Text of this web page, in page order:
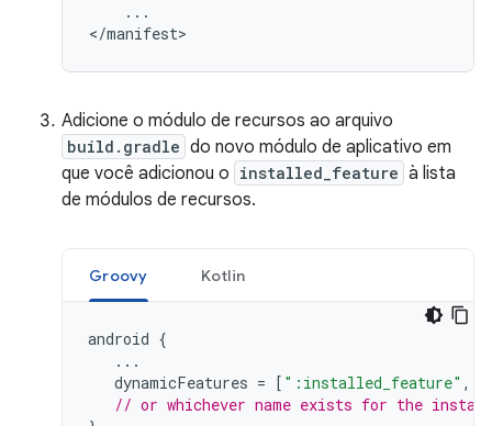
...
Adicione o módulo de recursos ao arquivo
build.gradle do novo módulo de aplicativo em
que você adicionou o installed_feature à lista
de módulos de recursos.
Groovy Kotlin
android {
...
dynamicFeatures = [ ":installed_feature" ,
// or whichever name exists for the instant